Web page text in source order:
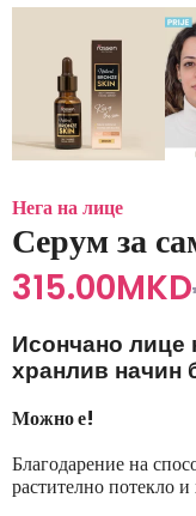
Нега на лице
Серум за
315.00MKD
Исончано лице
хранлив начин
Можно е!
Благодарение на
растително потекло и